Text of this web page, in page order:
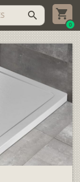
search
0